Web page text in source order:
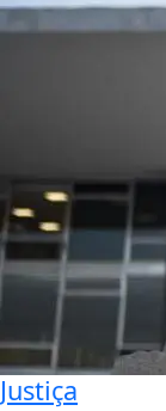
Justiça